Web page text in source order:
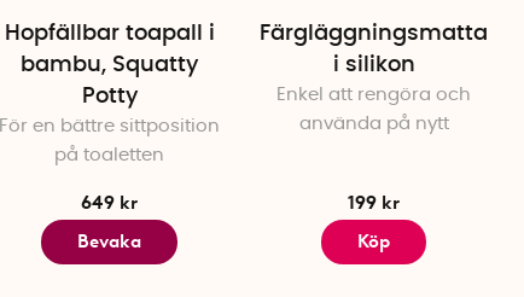
Hopfällbar toapall i
bambu, Squatty
Potty
För en bättre sittposition
på toaletten
649 kr
Bevaka
Färgläggningsmatta
i silikon
Enkel att rengöra och
använda på nytt
199 kr
Köp